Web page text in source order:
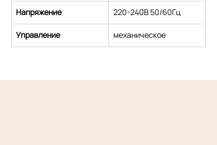
Напряжение
220-240В 50/60Гц
Управление механическое